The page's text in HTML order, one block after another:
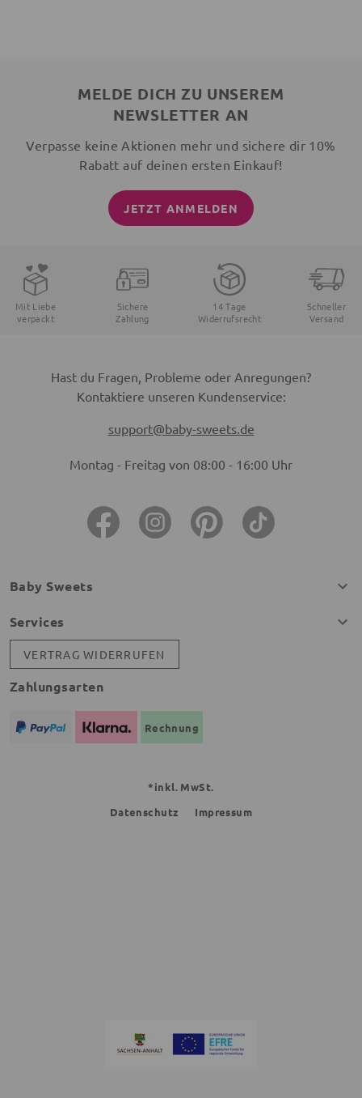
MELDE DICH ZU UNSEREM
NEWSLETTER AN
Verpasse keine Aktionen mehr und sichere dir 10%
Rabatt auf deinen ersten Einkauf!
JETZT ANMELDEN
Mit Liebe
verpackt
Sichere
Zahlung
14 Tage
Widerrufsrecht
Schneller
Versand
Hast du Fragen, Probleme oder Anregungen?
Kontaktiere unseren Kundenservice:
support@baby-sweets.de
Montag - Freitag von 08:00 - 16:00 Uhr
Baby Sweets
Services
VERTRAG WIDERRUFEN
Zahlungsarten
Rechnung
*inkl. MwSt.
Datenschutz
Impressum